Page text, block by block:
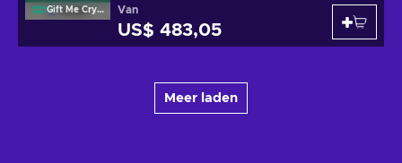
Gift Me Crypto Van
US$ 483,05
Meer laden